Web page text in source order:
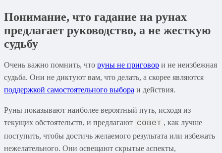
Понимание, что гадание на рунах
предлагает руководство, а не жесткую
судьбу
Очень важно помнить, что руны не приговор и не неизбежная
судьба. Они не диктуют вам, что делать, а скорее являются
поддержкой самостоятельного выбора и действия.
Руны показывают наиболее вероятный путь, исходя из
текущих обстоятельств, и предлагают совет , как лучше
поступить, чтобы достичь желаемого результата или избежать
нежелательного. Они освещают скрытые аспекты,